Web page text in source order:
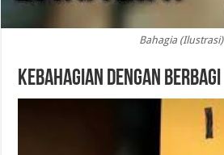
Bahagia (Ilustrasi)
Kebahagian dengan Berbagi